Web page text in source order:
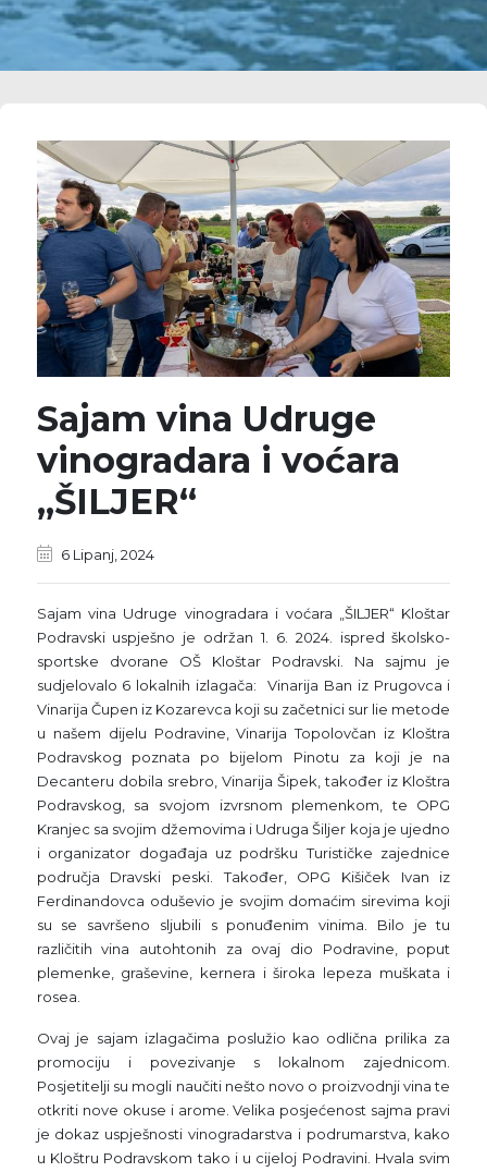
Sajam vina Udruge
vinogradara i voćara
„ŠILJER“
6 Lipanj, 2024
Sajam vina Udruge vinogradara i voćara „ŠILJER“ Kloštar
Podravski uspješno je održan 1. 6. 2024. ispred školsko-
sportske dvorane OŠ Kloštar Podravski. Na sajmu je
sudjelovalo 6 lokalnih izlagača: Vinarija Ban iz Prugovca i
Vinarija Čupen iz Kozarevca koji su začetnici sur lie metode
u našem dijelu Podravine, Vinarija Topolovčan iz Kloštra
Podravskog poznata po bijelom Pinotu za koji je na
Decanteru dobila srebro, Vinarija Šipek, također iz Kloštra
Podravskog, sa svojom izvrsnom plemenkom, te OPG
Kranjec sa svojim džemovima i Udruga Šiljer koja je ujedno
i organizator događaja uz podršku Turističke zajednice
područja Dravski peski. Također, OPG Kišiček Ivan iz
Ferdinandovca oduševio je svojim domaćim sirevima koji
su se savršeno sljubili s ponuđenim vinima. Bilo je tu
različitih vina autohtonih za ovaj dio Podravine, poput
plemenke, graševine, kernera i široka lepeza muškata i
rosea.
Ovaj je sajam izlagačima poslužio kao odlična prilika za
promociju i povezivanje s lokalnom zajednicom.
Posjetitelji su mogli naučiti nešto novo o proizvodnji vina te
otkriti nove okuse i arome. Velika posjećenost sajma pravi
je dokaz uspješnosti vinogradarstva i podrumarstva, kako
u Kloštru Podravskom tako i u cijeloj Podravini. Hvala svim